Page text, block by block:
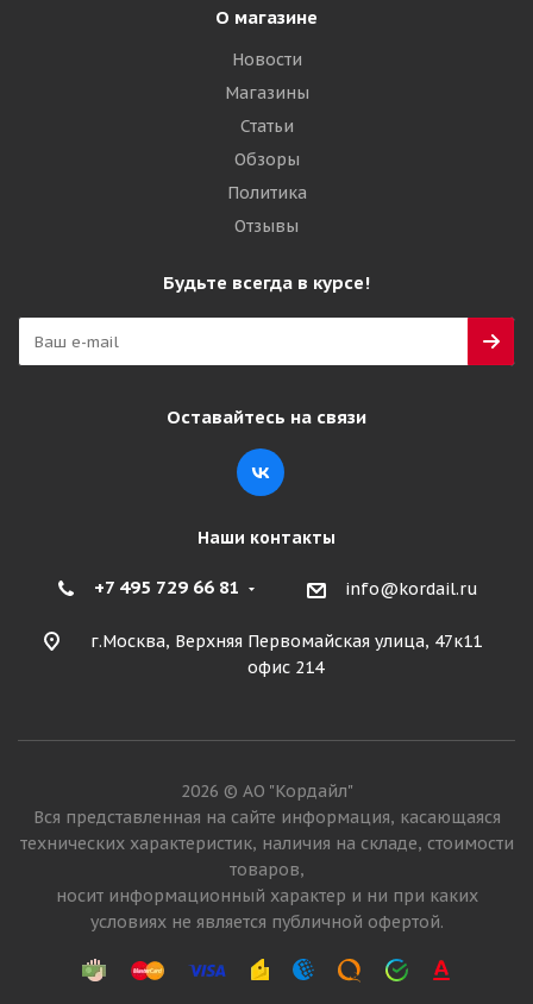
О магазине
Новости
Магазины
Статьи
Обзоры
Политика
Отзывы
Будьте всегда в курсе!
Оставайтесь на связи
Наши контакты
+7 495 729 66 81 info@kordail.ru
г.Москва, Верхняя Первомайская улица, 47к11
офис 214
2026 © АО "Кордайл"
Вся представленная на сайте информация, касающаяся
технических характеристик, наличия на складе, стоимости
товаров,
носит информационный характер и ни при каких
условиях не является публичной офертой.